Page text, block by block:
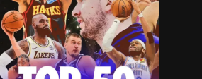
Golden State Warriors
113 sessions
Denver Nuggets
106 sessions